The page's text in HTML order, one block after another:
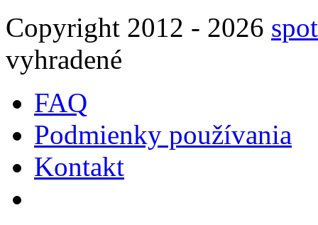
Copyright 2012 - 2026
vyhradené
FAQ
Podmienky používania
Kontakt